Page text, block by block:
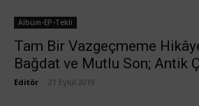
Albüm-EP-Tekli
Tam Bir Vazgeçmeme
Bağdat ve Mutlu Son; Antik
Editör 21 Eylül 2019